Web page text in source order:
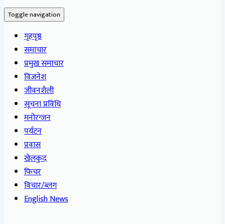
Toggle navigation
गृहपृष्ठ
समाचार
प्रमुख समाचार
विजनेश
जीवनशैली
सूचना प्रविधि
मनोरन्जन
पर्यटन
प्रवास
खेलकुद
फिचर
विचार/ब्लग
English News